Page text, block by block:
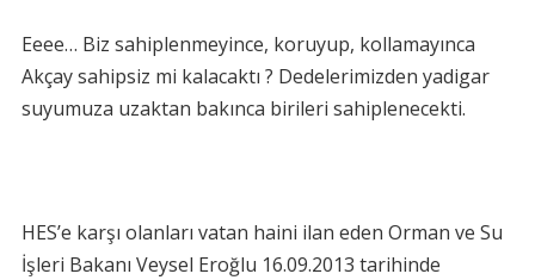
Eeee… Biz sahiplenmeyince, koruyup, kollamayınca
Akçay sahipsiz mi kalacaktı ? Dedelerimizden yadigar
suyumuza uzaktan bakınca birileri sahiplenecekti.
HES’e karşı olanları vatan haini ilan eden Orman ve Su
İşleri Bakanı Veysel Eroğlu 16.09.2013 tarihinde